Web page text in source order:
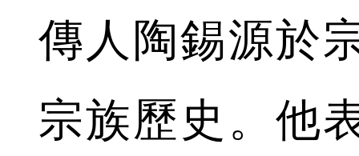
傳人陶錫源於
宗族歷史。他